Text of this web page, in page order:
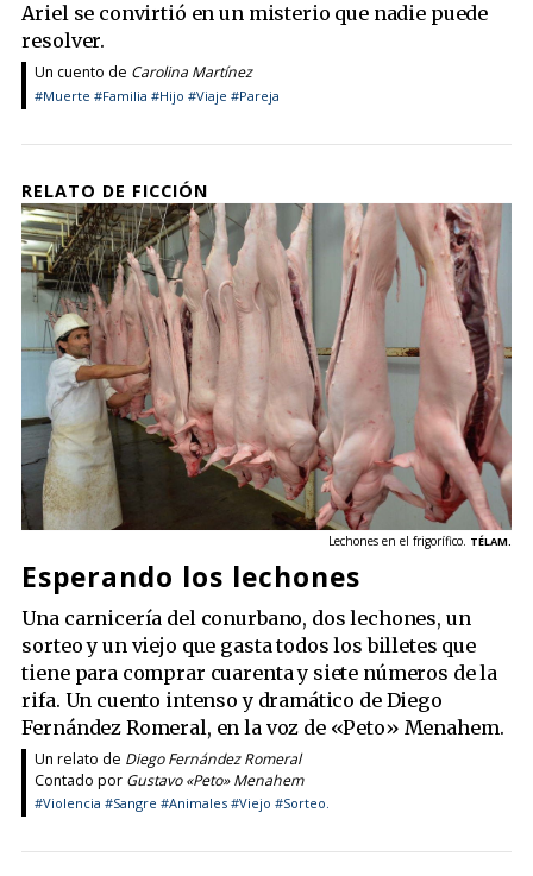
Ariel se convirtió en un misterio que nadie puede
resolver.
Un cuento de Carolina Martínez
#Muerte #Familia #Hijo #Viaje #Pareja
RELATO DE FICCIÓN
Lechones en el frigorífico. TÉLAM.
Esperando los lechones
Una carnicería del conurbano, dos lechones, un
sorteo y un viejo que gasta todos los billetes que
tiene para comprar cuarenta y siete números de la
rifa. Un cuento intenso y dramático de Diego
Fernández Romeral, en la voz de «Peto» Menahem.
Un relato de Diego Fernández Romeral
Contado por Gustavo «Peto» Menahem
#Violencia #Sangre #Animales #Viejo #Sorteo.